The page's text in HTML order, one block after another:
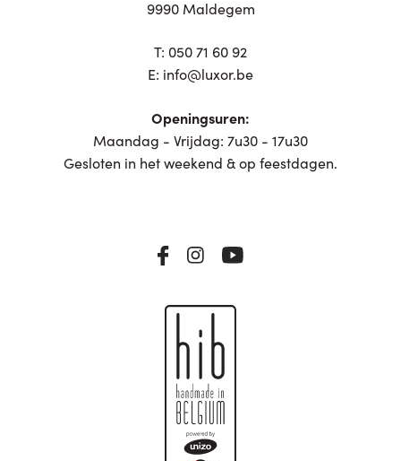
9990 Maldegem
T: 050 71 60 92
E: info@luxor.be
Openingsuren:
Maandag - Vrijdag: 7u30 - 17u30
Gesloten in het weekend & op feestdagen.